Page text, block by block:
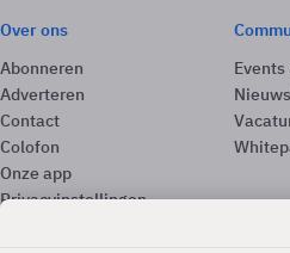
Over ons
Abonneren
Adverteren
Contact
Colofon
Onze app
Privacyinstellingen